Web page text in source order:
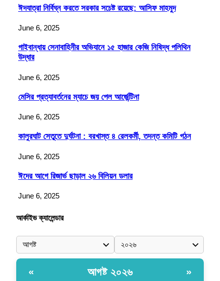
ঈদযাত্রা নির্বিঘ্ন করতে সরকার সচেষ্ট রয়েছে: আসিফ মাহমুদ
June 6, 2025
গাইবান্ধায় সেনাবাহিনীর অভিযানে ১৫ হাজার কেজি নিষিদ্ধ পলিথিন
উদ্ধার
June 6, 2025
মেসির প্রত্যাবর্তনের ম্যাচে জয় পেল আর্জেন্টিনা
June 6, 2025
কালুরঘাট সেতুতে দুর্ঘটনা : বরখাস্ত ৪ রেলকর্মী, তদন্ত কমিটি গঠন
June 6, 2025
ঈদের আগে রিজার্ভ ছাড়াল ২৬ বিলিয়ন ডলার
June 6, 2025
আর্কাইভ ক্যালেন্ডার
« আগষ্ট ২০২৬ »